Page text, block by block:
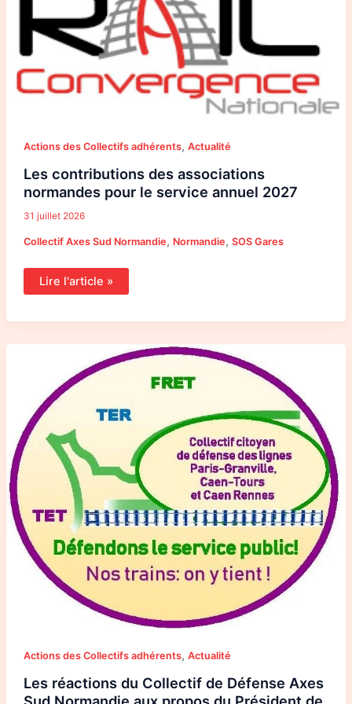
Actions des Collectifs adhérents, Actualité
Les contributions des associations
normandes pour le service annuel 2027
31 juillet 2026
Collectif Axes Sud Normandie, Normandie, SOS Gares
service
annuel
Lire l'article »
Actions des Collectifs adhérents, Actualité
Les réactions du Collectif de Défense Axes
Sud Normandie aux propos du Président de
Les
Collectif
de
Défense
Axes
Sud
Normandie
aux
propos
Président
Région
Normandie
sur
l’ouverture
à
la
concurrence.